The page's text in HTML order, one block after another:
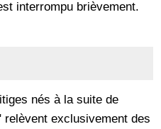
interrompu brièvement.
nés à la suite de
relèvent exclusivement des